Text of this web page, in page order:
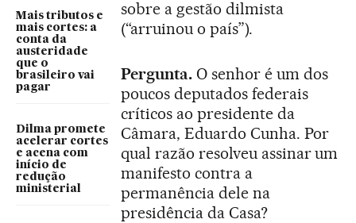
Mais tributos e
mais cortes: a
conta da
austeridade
que o
brasileiro vai
pagar
Dilma promete
acelerar cortes
e acena com
início de
redução
ministerial
sobre a gestão dilmista
(“arruinou o país”).
Pergunta.O senhor é um dos
poucos deputados federais
críticos ao presidente da
Câmara, Eduardo Cunha. Por
qual razão resolveu assinar um
manifesto contra a
permanência dele na
presidência da Casa?